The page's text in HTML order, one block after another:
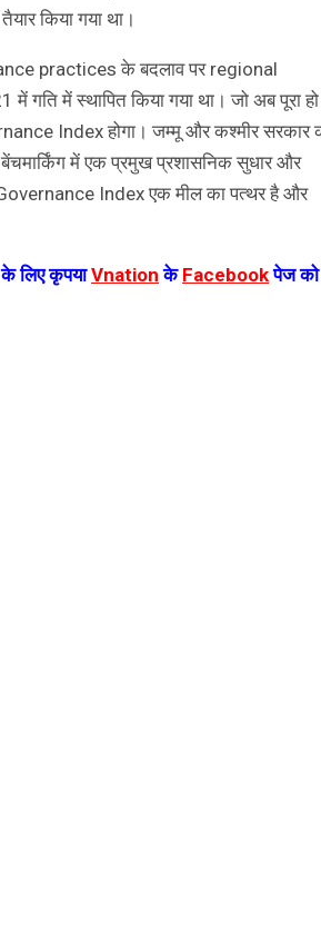
किया गया था।
practices के बदलाव पर regional
में स्थापित किया गया था। जो अब पूरा हो
Index होगा। जम्मू और कश्मीर सरकार
में एक प्रमुख प्रशासनिक सुधार और
Index एक मील का पत्थर है और
लिए कृपयाVnation के Facebookपेज को